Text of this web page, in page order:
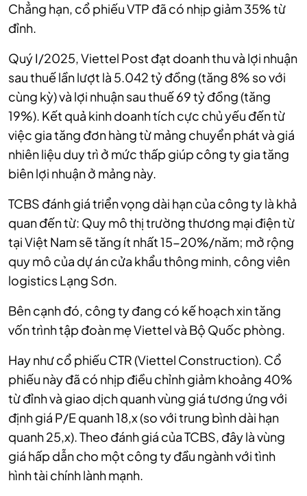
Chẳng hạn, cổ phiếu VTP đã có nhịp giảm 35% từ
đỉnh.
Quý I/2025, Viettel Post đạt doanh thu và lợi nhuận
sau thuế lần lượt là 5.042 tỷ đồng (tăng 8% so với
cùng kỳ) và lợi nhuận sau thuế 69 tỷ đồng (tăng
19%). Kết quả kinh doanh tích cực chủ yếu đến từ
việc gia tăng đơn hàng từ mảng chuyển phát và giá
nhiên liệu duy trì ở mức thấp giúp công ty gia tăng
biên lợi nhuận ở mảng này.
TCBS đánh giá triển vọng dài hạn của công ty là khả
quan đến từ: Quy mô thị trường thương mại điện từ
tại Việt Nam sẽ tăng ít nhất 15-20%/năm; mở rộng
quy mô của dự án cửa khẩu thông minh, công viên
logistics Lạng Sơn.
Bên cạnh đó, công ty đang có kế hoạch xin tăng
vốn trình tập đoàn mẹ Viettel và Bộ Quốc phòng.
Hay như cổ phiếu CTR (Viettel Construction). Cổ
phiếu này đã có nhịp điều chỉnh giảm khoảng 40%
từ đỉnh và giao dịch quanh vùng giá tương ứng với
định giá P/E quanh 18,x (so với trung bình dài hạn
quanh 25,x). Theo đánh giá của TCBS, đây là vùng
giá hấp dẫn cho một công ty đầu ngành với tình
hình tài chính lành mạnh.